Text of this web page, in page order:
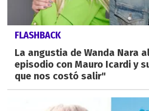
FLASHBACK
La angustia de Wanda Nara
episodio con Mauro Icardi y
que nos costó salir"